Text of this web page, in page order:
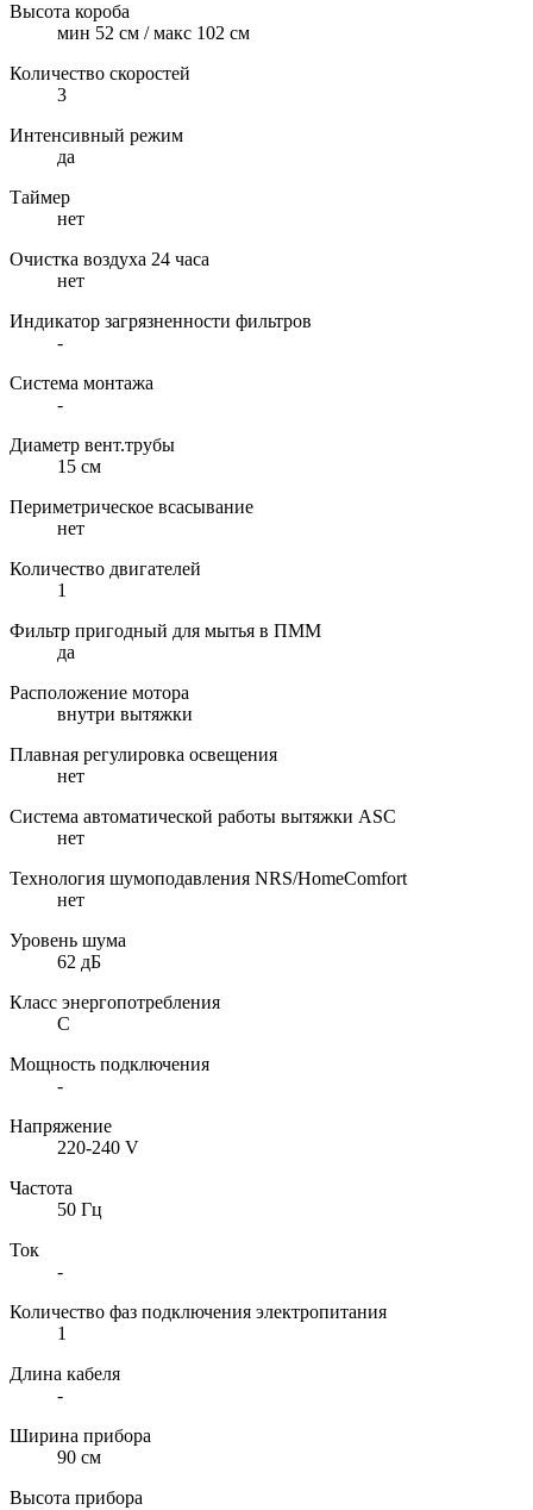
Высота короба
мин 52 см / макс 102 см
Количество скоростей
3
Интенсивный режим
да
Таймер
нет
Очистка воздуха 24 часа
нет
Индикатор загрязненности фильтров
-
Система монтажа
-
Диаметр вент.трубы
15 см
Периметрическое всасывание
нет
Количество двигателей
1
Фильтр пригодный для мытья в ПММ
да
Расположение мотора
внутри вытяжки
Плавная регулировка освещения
нет
Система автоматической работы вытяжки ASC
нет
Технология шумоподавления NRS/HomeComfort
нет
Уровень шума
62 дБ
Класс энергопотребления
С
Мощность подключения
-
Напряжение
220-240 V
Частота
50 Гц
Ток
-
Количество фаз подключения электропитания
1
Длина кабеля
-
Ширина прибора
90 см
Высота прибора